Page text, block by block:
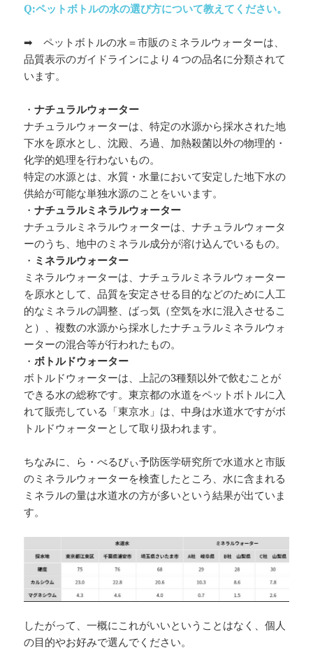
Q:ペットボトルの水の選び方について教えてください。
➡ ペットボトルの水＝市販のミネラルウォーターは、
品質表示のガイドラインにより４つの品名に分類されて
います。
・ナチュラルウォーター
ナチュラルウォーターは、特定の水源から採水された地
下水を原水とし、沈殿、ろ過、加熱殺菌以外の物理的・
化学的処理を行わないもの。
特定の水源とは、水質・水量において安定した地下水の
供給が可能な単独水源のことをいいます。
・ナチュラルミネラルウォーター
ナチュラルミネラルウォーターは、ナチュラルウォータ
ーのうち、地中のミネラル成分が溶け込んでいるもの。
・ ミネラルウォーター
ミネラルウォーターは、ナチュラルミネラルウォーター
を原水として、品質を安定させる目的などのために人工
的なミネラルの調整、ばっ気（空気を水に混入させるこ
と）、複数の水源から採水したナチュラルミネラルウォ
ーターの混合等が行われたもの。
・ボトルドウォーター
ボトルドウォーターは、上記の3種類以外で飲むことが
できる水の総称です。東京都の水道をペットボトルに入
れて販売している「東京水」は、中身は水道水ですがボ
トルドウォーターとして取り扱われます。
ちなみに、ら・べるびぃ予防医学研究所で水道水と市販
のミネラルウォーターを検査したところ、水に含まれる
ミネラルの量は水道水の方が多いという結果が出ていま
す。
したがって、一概にこれがいいということはなく、個人
の目的やお好みで選んでください。